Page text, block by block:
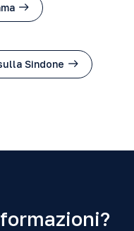
Sindone